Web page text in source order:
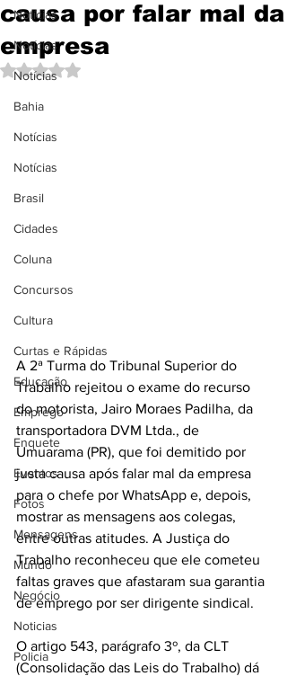
Notícias
Notícias
Notícias
Bahia
Notícias
Notícias
Brasil
Cidades
Coluna
Concursos
Cultura
Curtas e Rápidas
Educação
Emprego
Enquete
Eventos
Fotos
Mensagens
Mundo
Negócio
Noticias
Policia
causa por falar mal da
empresa
Avaliado com NaN de 5 estrelas.
A 2ª Turma do Tribunal Superior do
Trabalho rejeitou o exame do recurso
do motorista, Jairo Moraes Padilha, da
transportadora DVM Ltda., de
Umuarama (PR), que foi demitido por
justa causa após falar mal da empresa
para o chefe por WhatsApp e, depois,
mostrar as mensagens aos colegas,
entre outras atitudes. A Justiça do
Trabalho reconheceu que ele cometeu
faltas graves que afastaram sua garantia
de emprego por ser dirigente sindical.
O artigo 543, parágrafo 3º, da CLT
(Consolidação das Leis do Trabalho) dá